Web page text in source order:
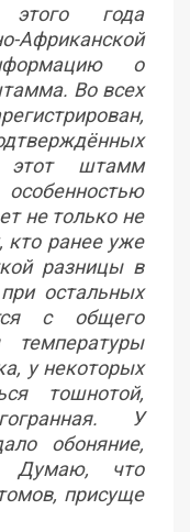
года
о
Во всех
этот штамм
не только не
кто ранее уже
разницы в
остальных
с общего
температуры
у некоторых
тошнотой,
У
обоняние,
Думаю, что
присуще